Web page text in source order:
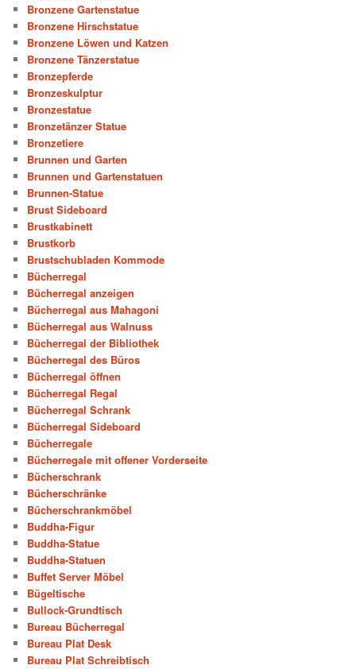
Bronzene Gartenstatue
Bronzene Hirschstatue
Bronzene Löwen und Katzen
Bronzene Tänzerstatue
Bronzepferde
Bronzeskulptur
Bronzestatue
Bronzetänzer Statue
Bronzetiere
Brunnen und Garten
Brunnen und Gartenstatuen
Brunnen-Statue
Brust Sideboard
Brustkabinett
Brustkorb
Brustschubladen Kommode
Bücherregal
Bücherregal anzeigen
Bücherregal aus Mahagoni
Bücherregal aus Walnuss
Bücherregal der Bibliothek
Bücherregal des Büros
Bücherregal öffnen
Bücherregal Regal
Bücherregal Schrank
Bücherregal Sideboard
Bücherregale
Bücherregale mit offener Vorderseite
Bücherschrank
Bücherschränke
Bücherschrankmöbel
Buddha-Figur
Buddha-Statue
Buddha-Statuen
Buffet Server Möbel
Bügeltische
Bullock-Grundtisch
Bureau Bücherregal
Bureau Plat Desk
Bureau Plat Schreibtisch